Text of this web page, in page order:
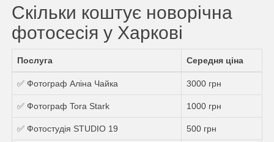
Скільки коштує новорічна
фотосесія у Харкові
Послуга Середня ціна
✅ Фотограф Аліна Чайка 3000 грн
✅ Фотограф Tora Stark 1000 грн
✅ Фотостудiя STUDIO 19 500 грн